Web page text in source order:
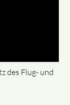
des Flug- und